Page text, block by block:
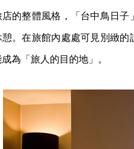
的整體風格，「台中鳥日子
憩。在旅館內處處可見別緻
為「旅人的目的地」。